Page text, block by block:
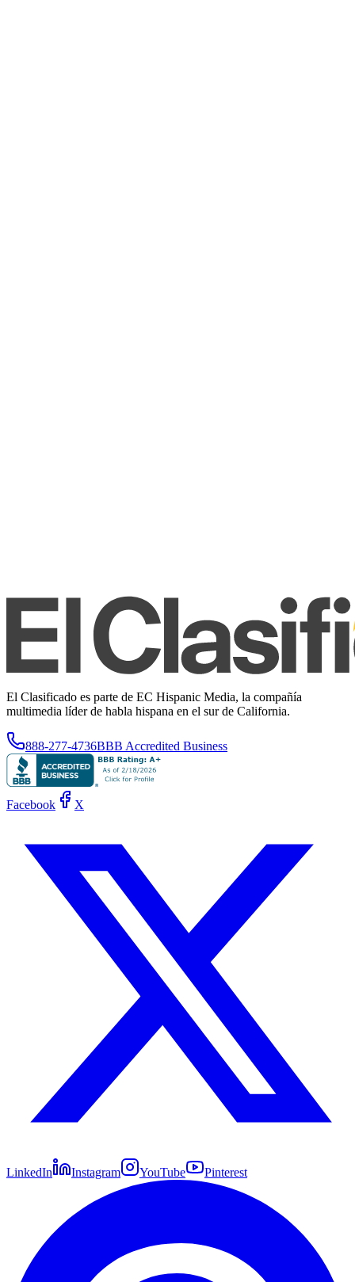
El Clasificado es parte de EC Hispanic Media, la compañía
multimedia líder de habla hispana en el sur de California.
888-277-4736BBB Accredited Business
Facebook X
LinkedIn Instagram YouTube Pinterest